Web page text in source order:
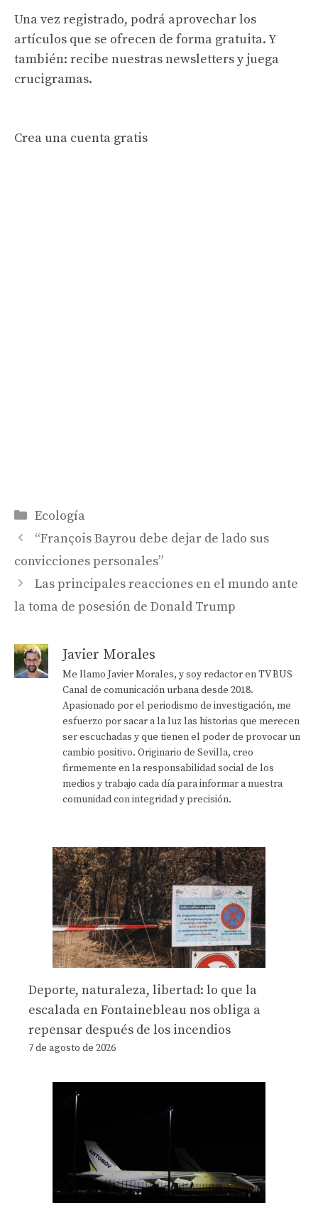
Una vez registrado, podrá aprovechar los
artículos que se ofrecen de forma gratuita. Y
también: recibe nuestras newsletters y juega
crucigramas.
Crea una cuenta gratis
Categorías
Ecología
“François Bayrou debe dejar de lado sus
convicciones personales”
Las principales reacciones en el mundo ante
la toma de posesión de Donald Trump
Javier Morales
Me llamo Javier Morales, y soy redactor en TV BUS
Canal de comunicación urbana desde 2018.
Apasionado por el periodismo de investigación, me
esfuerzo por sacar a la luz las historias que merecen
ser escuchadas y que tienen el poder de provocar un
cambio positivo. Originario de Sevilla, creo
firmemente en la responsabilidad social de los
medios y trabajo cada día para informar a nuestra
comunidad con integridad y precisión.
Deporte, naturaleza, libertad: lo que la
escalada en Fontainebleau nos obliga a
repensar después de los incendios
7 de agosto de 2026